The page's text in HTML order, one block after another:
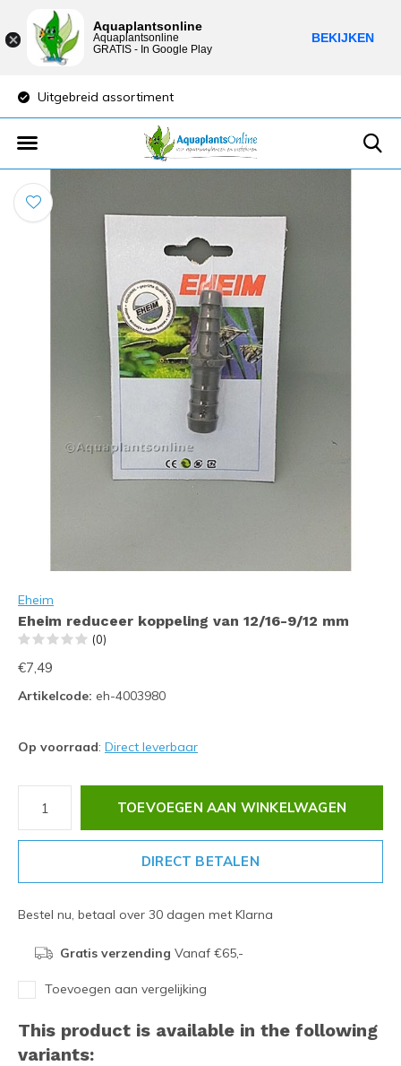
Uitgebreid assortiment
Eheim
Eheim reduceer koppeling van 12/16-9/12 mm
(0)
€7,49
Artikelcode: eh-4003980
Op voorraad: Direct leverbaar
TOEVOEGEN AAN WINKELWAGEN
DIRECT BETALEN
Bestel nu, betaal over 30 dagen met Klarna
Gratis verzending Vanaf €65,-
Toevoegen aan vergelijking
This product is available in the following
variants:
Aquaplantsonline
Aquaplantsonline
GRATIS - In Google Play
BEKIJKEN